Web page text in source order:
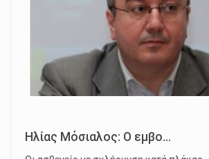
Ηλίας Μόσιαλος: Ο εμβο...